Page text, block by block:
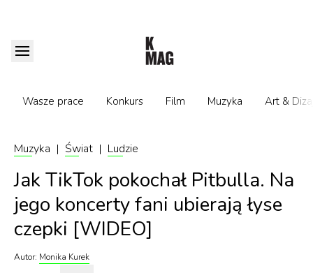
Wasze prace Konkurs Film Muzyka Art &
Muzyka | Świat | Ludzie
Jak TikTok pokochał Pitbulla. Na
jego koncerty fani ubierają łyse
czepki [WIDEO]
Autor: Monika Kurek